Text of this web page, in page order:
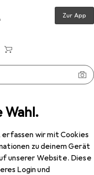
Wahl.
erfassen wir mit Cookies
zu deinem Gerät
unserer Website. Diese
Login und
Zur App
2100 mAh
Mini Ladegerät inkl.
2100 mAh
inkl. Akku